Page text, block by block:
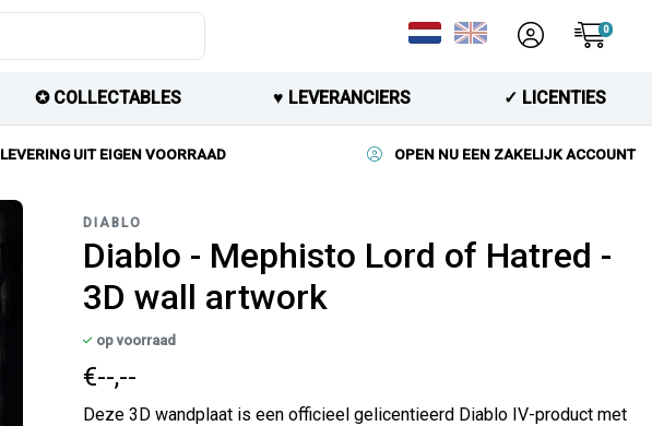
0
✪ COLLECTABLES ♥︎ LEVERANCIERS ✓ LICENTIES
LEVERING UIT EIGEN VOORRAAD OPEN NU EEN ZAKELIJK ACCOUNT
DIABLO
Diablo - Mephisto Lord of Hatred -
3D wall artwork
op voorraad
€--,--
Deze 3D wandplaat is een officieel gelicentieerd Diablo IV-product met